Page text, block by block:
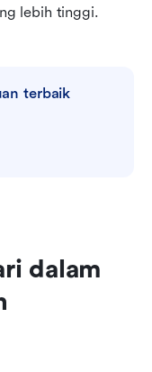
lebih tinggi.
terbaik
dalam